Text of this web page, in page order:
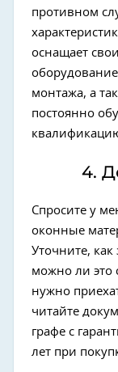
противном
оснащает
монтажа, а
постоянно
4.
Спросите у
оконные
Уточните,
можно ли это
нужно
читайте
графе с
лет при